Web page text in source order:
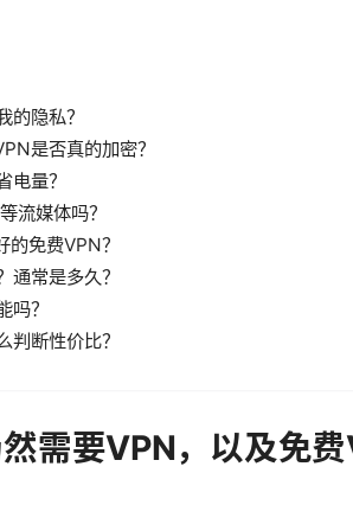
的隐私？
是否真的加密？
电量？
流媒体吗？
免费VPN？
通常是多久？
吗？
判断性价比？
需要VPN，以及免